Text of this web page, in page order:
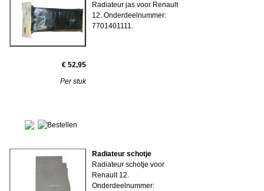
Radiateur jas voor Renault
12. Onderdeelnummer:
7701401111.
€ 52,95
Per stuk
Radiateur schotje
Radiateur schotje voor
Renault 12.
Onderdeelnummer: